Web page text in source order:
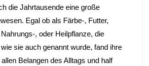
die Jahrtausende eine große
Egal ob als Färbe-, Futter,
, oder Heilpflanze, die
sie auch genannt wurde, fand ihre
Belangen des Alltags und half